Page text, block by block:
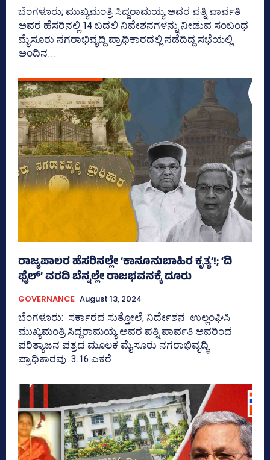
ಬೆಂಗಳೂರು; ಮುಖ್ಯಮಂತ್ರಿ ಸಿದ್ದರಾಮಯ್ಯ ಅವರ ಪತ್ನಿ ಪಾರ್ವತಿ
ಅವರ ಹೆಸರಿನಲ್ಲಿ 14 ಬದಲಿ ನಿವೇಶನಗಳನ್ನು ನೀಡುವ ಸಂಬಂಧ
ಮೈಸೂರು ನಗರಾಭಿವೃದ್ದಿ ಪ್ರಾಧಿಕಾರದಲ್ಲಿ ನಡೆದಿದ್ದ ಸಭೆಯಲ್ಲಿ
ಅಂದಿನ...
ರಾಜ್ಯಪಾಲರ ಹೆಸರಿನಲ್ಲೇ ‘ಕಾನೂನುಬಾಹಿರ ಕೃತ್ಯ’!; ‘ದಿ
ಫೈಲ್‌’ ವರದಿ ಬೆನ್ನಲ್ಲೇ ರಾಜಭವನಕ್ಕೆ ದೂರು
GOVERNANCE August 13, 2024
ಬೆಂಗಳೂರು: ಸರ್ಕಾರದ ಸುತ್ತೋಲೆ, ನಿರ್ದೇಶನ ಉಲ್ಲಂಘಿಸಿ
ಮುಖ್ಯಮಂತ್ರಿ ಸಿದ್ದರಾಮಯ್ಯ ಅವರ ಪತ್ನಿ ಪಾರ್ವತಿ ಅವರಿಂದ
ಪರಿತ್ಯಾಜನ ಪತ್ರದ ಮೂಲಕ ಮೈಸೂರು ನಗರಾಭಿವೃದ್ಧಿ
ಪ್ರಾಧಿಕಾರವು 3.16 ಎಕರೆ...